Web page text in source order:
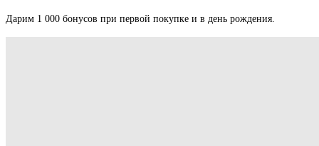
Дарим 1 000 бонусов при первой покупке и в день рождения.